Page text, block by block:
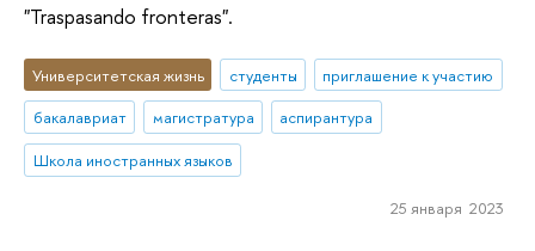
"Traspasando fronteras".
Университетская жизнь студенты
приглашение к участию
бакалавриат
магистратура
аспирантура
Школа иностранных языков
25 января 2023